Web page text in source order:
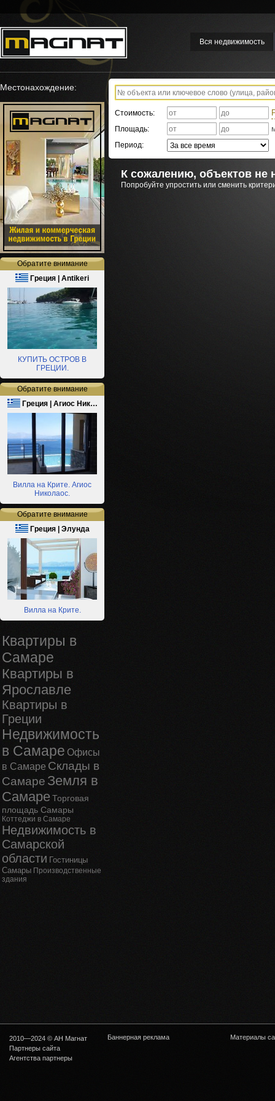
Вся недвижимость
Местонахождение:
Обратите внимание
Греция | Antikeri
КУПИТЬ ОСТРОВ В
ГРЕЦИИ.
Обратите внимание
Греция | Агиос Ник…
Вилла на Крите. Агиос
Николаос.
Обратите внимание
Греция | Элунда
Вилла на Крите.
Квартиры в
Самаре
Квартиры в
Ярославле
Квартиры в
Греции
Недвижимость
в Самаре Офисы
в Самаре Склады в
Самаре Земля в
СамареТорговая
площадь Самары
Коттеджи в Самаре
Недвижимость в
Самарской
области Гостиницы
Самары Производственные
здания
Стоимость:
Площадь:
Период:
К сожалению, объектов не
Попробуйте упростить или сменить
2010—2024 © АН Магнат
Партнеры сайта
Агентства партнеры
Баннерная реклама Материалы